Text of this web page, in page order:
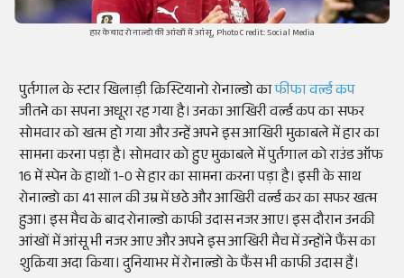
हार के बाद रोनाल्डो की आंखों में आंसू, Photo Credit: Social Media
पुर्तगाल के स्टार खिलाड़ी क्रिस्टियानो रोनाल्डो काफीफा वर्ल्ड कप
जीतने का सपना अधूरा रह गया है। उनका आखिरी वर्ल्ड कप का सफर
सोमवार को खत्म हो गया और उन्हें अपने इस आखिरी मुकाबले में हार का
सामना करना पड़ा है। सोमवार को हुए मुकाबले में पुर्तगाल को राउंड ऑफ
16 में स्पेन के हाथों 1-0 से हार का सामना करना पड़ा है। इसी के साथ
रोनाल्डो का 41 साल की उम्र में छठे और आखिरी वर्ल्ड कर का सफर खत्म
हुआ। इस मैच के बाद रोनाल्डो काफी उदास नजर आए। इस दौरान उनकी
आंखों में आंसू भी नजर आए और अपने इस आखिरी मैच में उन्होंने फैंस का
शुक्रिया अदा किया। दुनियाभर में रोनाल्डो के फैंस भी काफी उदास हैं।